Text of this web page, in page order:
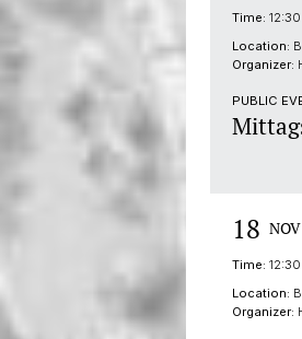
Time:
Location:
Organizer:
PUBLIC
18
Time:
Location:
Organizer: